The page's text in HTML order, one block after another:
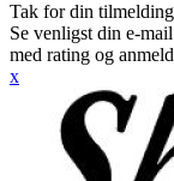
Tak for din
Se venligst din e-
med rating og
x